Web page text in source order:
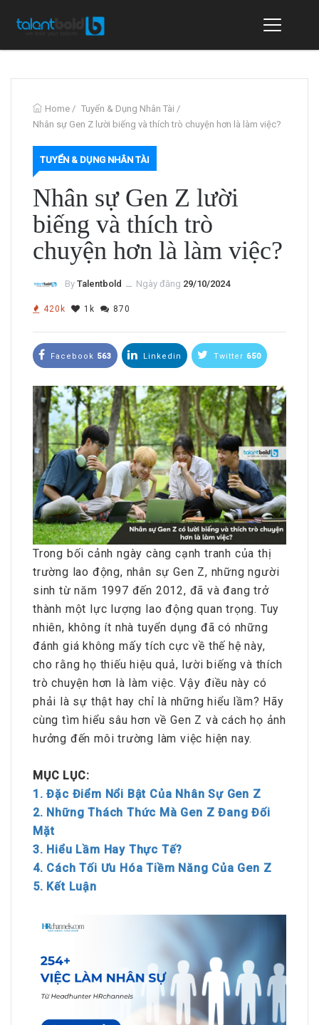
Home / Tuyển & Dụng Nhân Tài /
Nhân sự Gen Z lười biếng và thích trò chuyện hơn là làm việc?
TUYỂN & DỤNG NHÂN TÀI
Nhân sự Gen Z lười
biếng và thích trò
chuyện hơn là làm việc?
By Talentbold ــ Ngày đăng 29/10/2024
420k 1k 870
Facebook 563 Linkedin Twitter 650
Trong bối cảnh ngày càng cạnh tranh của thị
trường lao động, nhân sự Gen Z, những người
sinh từ năm 1997 đến 2012, đã và đang trở
thành một lực lượng lao động quan trọng. Tuy
nhiên, không ít nhà tuyển dụng đã có những
đánh giá không mấy tích cực về thế hệ này,
cho rằng họ thiếu hiệu quả, lười biếng và thích
trò chuyện hơn là làm việc. Vậy điều này có
phải là sự thật hay chỉ là những hiểu lầm? Hãy
cùng tìm hiểu sâu hơn về Gen Z và cách họ ảnh
hưởng đến môi trường làm việc hiện nay.
MỤC LỤC:
1. Đặc Điểm Nổi Bật Của Nhân Sự Gen Z
2. Những Thách Thức Mà Gen Z Đang Đối
Mặt
3. Hiểu Lầm Hay Thực Tế?
4. Cách Tối Ưu Hóa Tiềm Năng Của Gen Z
5. Kết Luận